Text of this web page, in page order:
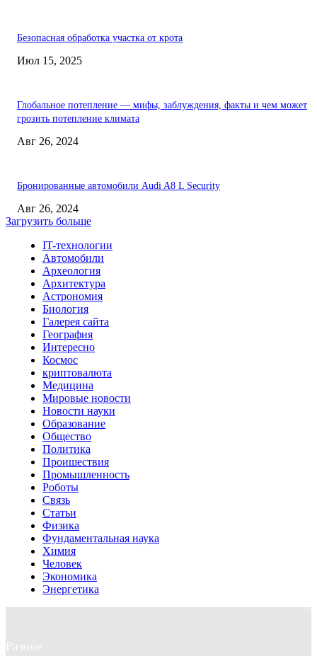
Безопасная обработка участка от крота
Июл 15, 2025
Глобальное потепление — мифы, заблуждения, факты и чем может
грозить потепление климата
Авг 26, 2024
Бронированные автомобили Audi A8 L Security
Авг 26, 2024
Загрузить больше
IT-технологии
Автомобили
Археология
Архитектура
Астрономия
Биология
Галерея сайта
География
Интересно
Космос
криптовалюта
Медицина
Мировые новости
Новости науки
Образование
Общество
Политика
Проишествия
Промышленность
Роботы
Связь
Статьи
Физика
Фундаментальная наука
Химия
Человек
Экономика
Энергетика
Разное